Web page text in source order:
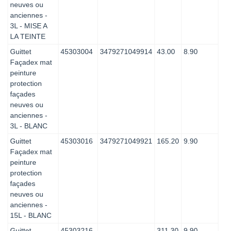
neuves ou
anciennes -
3L - MISE A
LA TEINTE
Guittet
Façadex mat
peinture
protection
façades
neuves ou
anciennes -
3L - BLANC
45303004 3479271049914 43.00 8.90
Guittet
Façadex mat
peinture
protection
façades
neuves ou
anciennes -
15L - BLANC
45303016 3479271049921 165.20 9.90